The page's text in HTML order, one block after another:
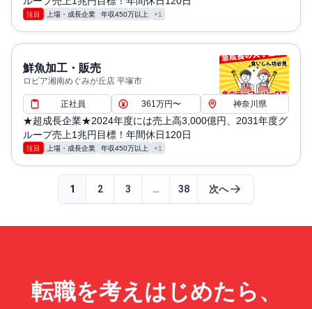
注目 上場・成長企業 年収450万以上 +1
鮮魚加工・販売
ロピア湘南めぐみが丘店 平塚市
正社員 361万円〜 神奈川県
★超成長企業★2024年度には売上高3,000億円、2031年度グ
ループ売上1兆円目標！年間休日120日
注目 上場・成長企業 年収450万以上 +1
1 2 3 … 38 次へ
転職を考えはじめたら、